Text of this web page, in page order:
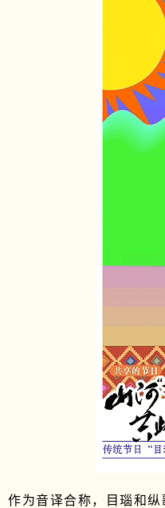
作为音译合称，目瑙和